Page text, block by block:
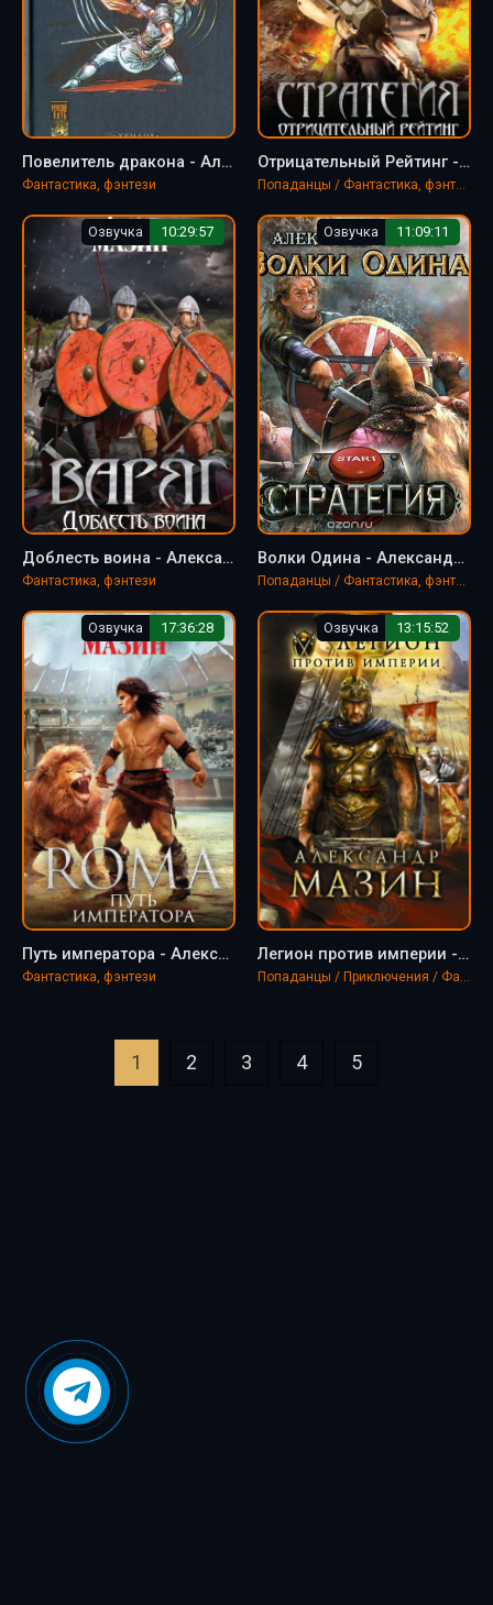
Повелитель дракона - Александр Мазин
Фантастика, фэнтези
Отрицательный Рейтинг - Александр Мазин
Попаданцы / Фантастика, фэнтези / LitRPG
Озвучка 10:29:57
Доблесть воина - Александр Мазин
Фантастика, фэнтези
Озвучка 11:09:11
Волки Одина - Александр Мазин
Попаданцы / Фантастика, фэнтези / LitRPG
Озвучка 17:36:28
Путь императора - Александр Мазин
Фантастика, фэнтези
Озвучка 13:15:52
Легион против империи - Александр Мазин
Попаданцы / Приключения / Фантастика, фэнтези
1 2 3 4 5